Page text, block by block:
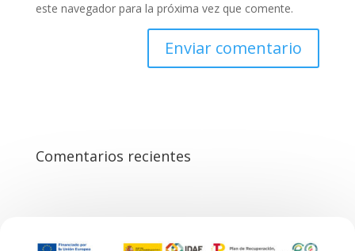
este navegador para la próxima vez que comente.
Comentarios recientes